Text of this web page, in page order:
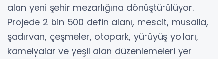
alan yeni şehir mezarlığına dönüştürülüyor.
Projede 2 bin 500 defin alanı, mescit, musalla,
şadırvan, çeşmeler, otopark, yürüyüş yolları,
kamelyalar ve yeşil alan düzenlemeleri yer